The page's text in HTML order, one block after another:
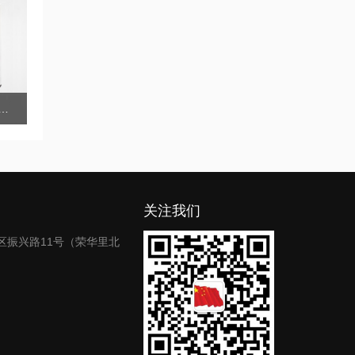
HS-42A全自动顶空进样器
振兴路11号（荣华里北
关注我们